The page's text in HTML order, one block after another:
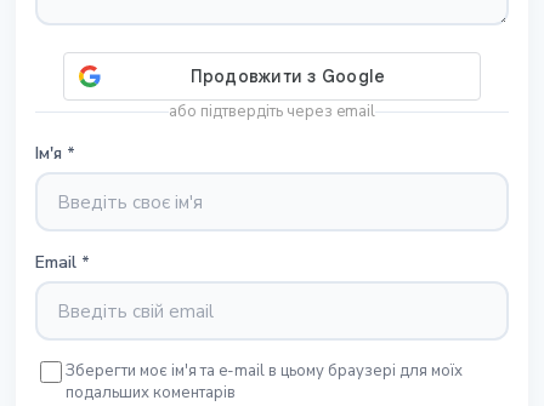
або підтвердіть через email
Ім'я *
Email *
Зберегти моє ім'я та e-mail в цьому браузері для моїх
подальших коментарів